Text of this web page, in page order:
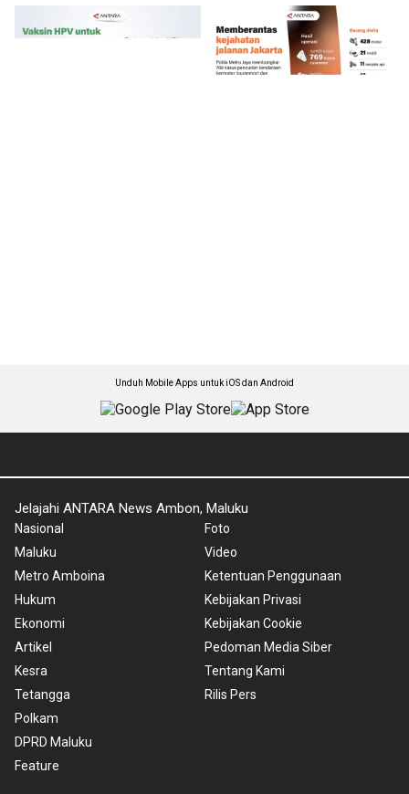
Unduh Mobile Apps untuk iOS dan Android
Jelajahi ANTARA News Ambon, Maluku
Nasional
Maluku
Metro Amboina
Hukum
Ekonomi
Artikel
Kesra
Tetangga
Polkam
DPRD Maluku
Feature
Foto
Video
Ketentuan Penggunaan
Kebijakan Privasi
Kebijakan Cookie
Pedoman Media Siber
Tentang Kami
Rilis Pers